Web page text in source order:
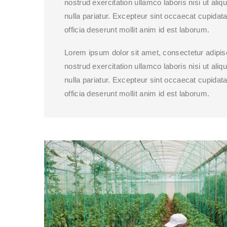
nostrud exercitation ullamco laboris nisi ut
nulla pariatur. Excepteur sint occaecat
officia deserunt mollit anim id est laborum.
Lorem ipsum dolor sit amet, consectetur
nostrud exercitation ullamco laboris nisi ut
nulla pariatur. Excepteur sint occaecat
officia deserunt mollit anim id est laborum.